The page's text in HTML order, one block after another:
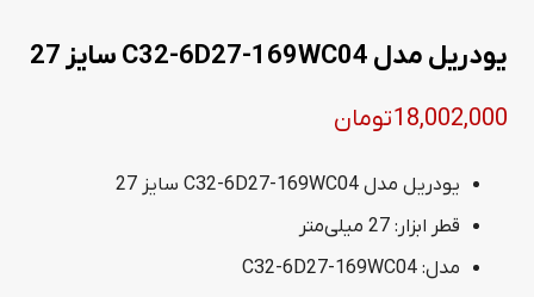
یودریل مدل C32-6D27-169WC04 سایز 27
18,002,000تومان
یودریل مدل C32-6D27-169WC04 سایز 27
قطر ابزار: 27 میلی‌متر
مدل: C32-6D27-169WC04